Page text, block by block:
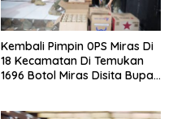
Kembali Pimpin 0PS Miras Di
18 Kecamatan Di Temukan
1696 Botol Miras Disita Bupati